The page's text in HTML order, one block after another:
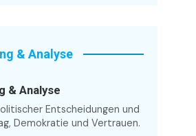
& Analyse
& Analyse
Entscheidungen und
Demokratie und Vertrauen.